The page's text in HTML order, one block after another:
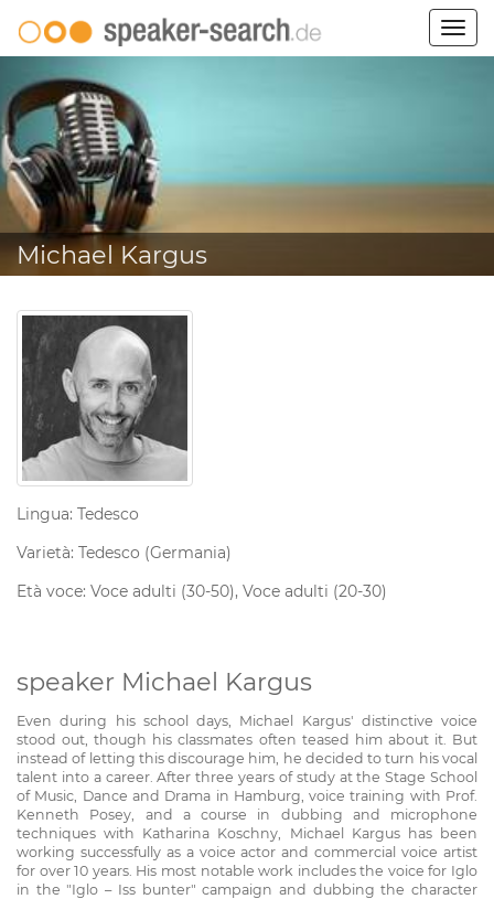
Michael Kargus
Lingua: Tedesco
Varietà: Tedesco (Germania)
Età voce: Voce adulti (30-50), Voce adulti (20-30)
speaker Michael Kargus
Even during his school days, Michael Kargus' distinctive voice
stood out, though his classmates often teased him about it. But
instead of letting this discourage him, he decided to turn his vocal
talent into a career. After three years of study at the Stage School
of Music, Dance and Drama in Hamburg, voice training with Prof.
Kenneth Posey, and a course in dubbing and microphone
techniques with Katharina Koschny, Michael Kargus has been
working successfully as a voice actor and commercial voice artist
for over 10 years. His most notable work includes the voice for Iglo
in the "Iglo – Iss bunter" campaign and dubbing the character